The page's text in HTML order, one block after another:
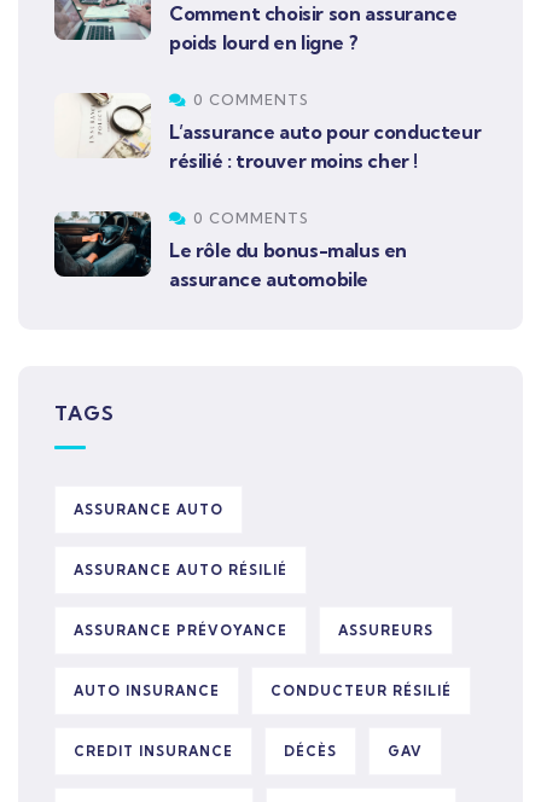
Comment choisir son assurance
poids lourd en ligne ?
0 COMMENTS
L’assurance auto pour conducteur
résilié : trouver moins cher !
0 COMMENTS
Le rôle du bonus-malus en
assurance automobile
TAGS
ASSURANCE AUTO
ASSURANCE AUTO RÉSILIÉ
ASSURANCE PRÉVOYANCE ASSUREURS
AUTO INSURANCE CONDUCTEUR RÉSILIÉ
CREDIT INSURANCE DÉCÈS GAV